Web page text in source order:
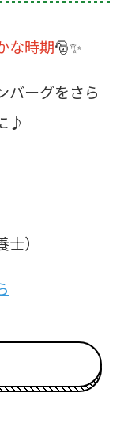
な時期🎅✨
バーグをさら
♪
）